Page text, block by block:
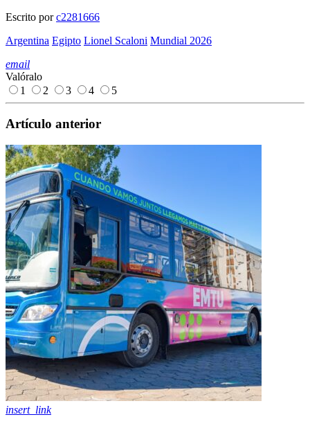
Escrito porc2281666
Argentina Egipto Lionel Scaloni Mundial 2026
email
Valóralo
1
2 3 4 5
Artículo anterior
insert_link